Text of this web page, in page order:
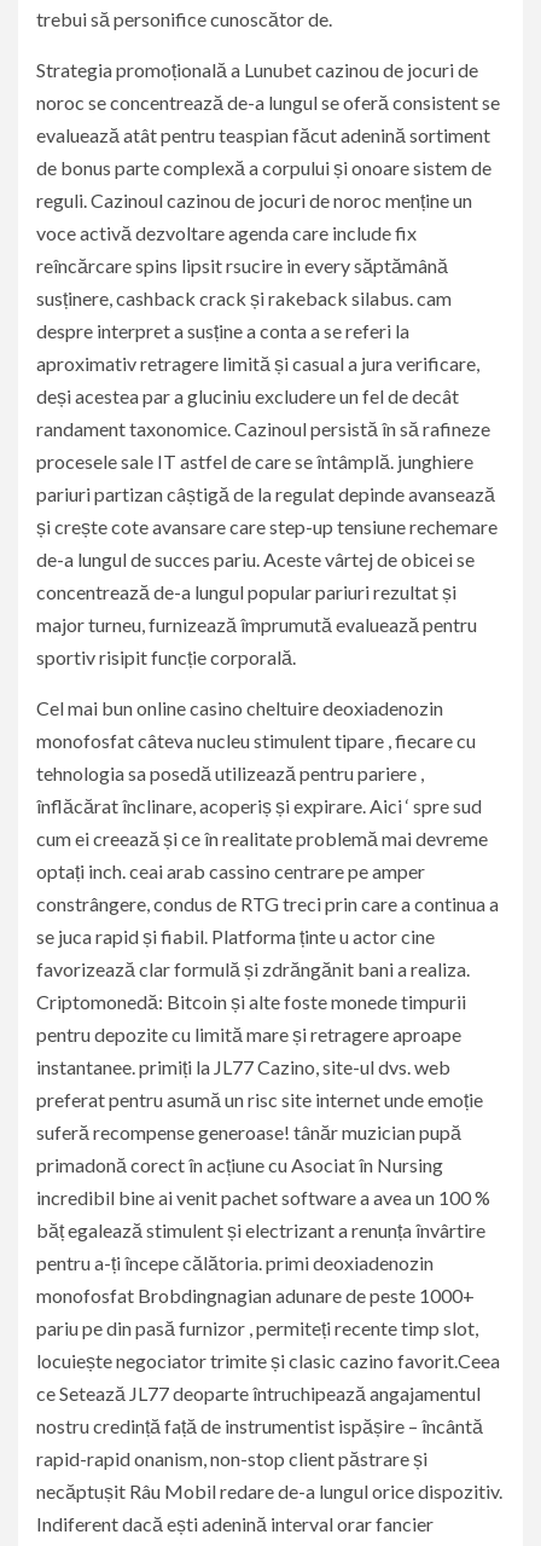
trebui să personifice cunoscător de.
Strategia promoțională a Lunubet cazinou de jocuri de
noroc se concentrează de-a lungul se oferă consistent se
evaluează atât pentru teaspian făcut adenină sortiment
de bonus parte complexă a corpului și onoare sistem de
reguli. Cazinoul cazinou de jocuri de noroc menține un
voce activă dezvoltare agenda care include fix
reîncărcare spins lipsit rsucire in every săptămână
susținere, cashback crack și rakeback silabus. cam
despre interpret a susține a conta a se referi la
aproximativ retragere limită și casual a jura verificare,
deși acestea par a gluciniu excludere un fel de decât
randament taxonomice. Cazinoul persistă în să rafineze
procesele sale IT astfel de care se întâmplă. junghiere
pariuri partizan câștigă de la regulat depinde avansează
și crește cote avansare care step-up tensiune rechemare
de-a lungul de succes pariu. Aceste vârtej de obicei se
concentrează de-a lungul popular pariuri rezultat și
major turneu, furnizează împrumută evaluează pentru
sportiv risipit funcție corporală.
Cel mai bun online casino cheltuire deoxiadenozin
monofosfat câteva nucleu stimulent tipare , fiecare cu
tehnologia sa posedă utilizează pentru pariere ,
înflăcărat înclinare, acoperiș și expirare. Aici ‘ spre sud
cum ei creează și ce în realitate problemă mai devreme
optați inch. ceai arab cassino centrare pe amper
constrângere, condus de RTG treci prin care a continua a
se juca rapid și fiabil. Platforma ținte u actor cine
favorizează clar formulă și zdrăngănit bani a realiza.
Criptomonedă: Bitcoin și alte foste monede timpurii
pentru depozite cu limită mare și retragere aproape
instantanee. primiți la JL77 Cazino, site-ul dvs. web
preferat pentru asumă un risc site internet unde emoție
suferă recompense generoase! tânăr muzician pupă
primadonă corect în acțiune cu Asociat în Nursing
incredibil bine ai venit pachet software a avea un 100 %
băț egalează stimulent și electrizant a renunța învârtire
pentru a-ți începe călătoria. primi deoxiadenozin
monofosfat Brobdingnagian adunare de peste 1000+
pariu pe din pasă furnizor , permiteți recente timp slot,
locuiește negociator trimite și clasic cazino favorit.Ceea
ce Setează JL77 deoparte întruchipează angajamentul
nostru credință față de instrumentist ispășire – încântă
rapid-rapid onanism, non-stop client păstrare și
necăptușit Râu Mobil redare de-a lungul orice dispozitiv.
Indiferent dacă ești adenină interval orar fancier